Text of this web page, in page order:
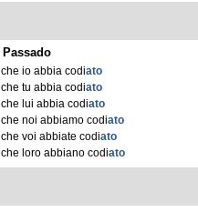
Passado
che io abbia codiato
che tu abbia codiato
che lui abbia codiato
che noi abbiamo codiato
che voi abbiate codiato
che loro abbiano codiato